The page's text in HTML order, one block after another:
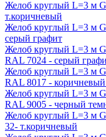
Желоб круглый L=3 м
т.коричневый
Желоб круглый L=3 м
серый графит
Желоб круглый L=3 м
RAL 7024 - серый
Желоб круглый L=3 м
RAL 8017 -
Желоб круглый L=3 м
RAL 9005 - черный
Желоб круглый L=3 м
32- т.коричневый